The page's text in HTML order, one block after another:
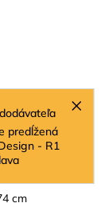
predĺžená
- R1
plech
cm